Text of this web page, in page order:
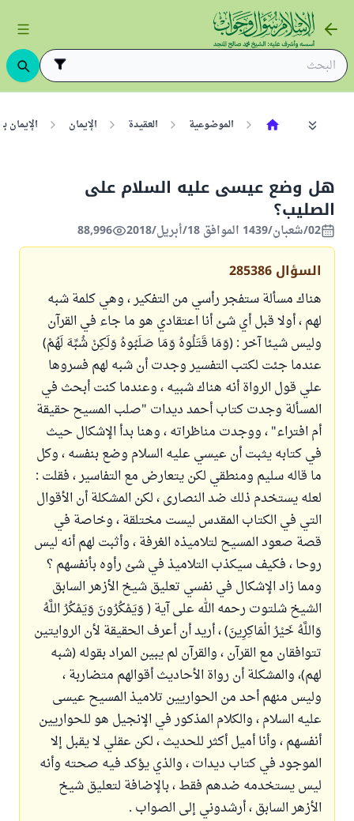
الموضوعية العقيدة الإيمان الإيمان
هل وضع عيسى عليه السلام على
الصليب؟
02/شعبان/1439 الموافق 18/أبريل/2018 88,996
السؤال 285386
هناك مسألة ستفجر رأسي من التفكير ، وهي كلمة شبه
لهم ، أولا قبل أي شئ أنا اعتقادي هو ما جاء في القرآن
وليس شيئا آخر : (وَمَا قَتَلُوهُ وَمَا صَلَبُوهُ وَلَكِنْ شُبِّهَ لَهُمْ)
عندما جئت لكتب التفسير وجدت أن شبه لهم فسروها
علي قول الرواة أنه هناك شبيه ، وعندما كنت أبحث في
المسألة وجدت كتاب أحمد ديدات "صلب المسيح حقيقة
أم افتراء" ، ووجدت مناظراته ، وهنا بدأ الإشكال حيث
في كتابه يثبت أن عيسي عليه السلام وضع بنفسه ، وكل
ما قاله سليم ومنطقي لكن يتعارض مع التفاسير ، فقلت :
لعله يستخدم ذلك ضد النصارى ، لكن المشكلة أن الأقوال
التي في الكتاب المقدس ليست مختلقة ، وخاصة في
قصة صعود المسيح لتلاميذه الغرفة ، وأثبت لهم أنه ليس
روحا ، فكيف سيكذب التلاميذ في شئ رأوه بأنفسهم ؟
ومما زاد الإشكال في نفسي تعليق شيخ الأزهر السابق
الشيخ شلتوت رحمه الله على آية ( وَيَمْكُرُونَ وَيَمْكُرُ اللَّهُ
وَاللَّهُ خَيْرُ الْمَاكِرِينَ) ، أريد أن أعرف الحقيقة لأن الروايتين
تتوافقان مع القرآن ، والقرآن لم يبين المراد بقوله (شبه
لهم)، والمشكلة أن رواة الأحاديث أقوالهم متضاربة ،
وليس منهم أحد من الحواريين تلاميذ المسيح عيسى
عليه السلام ، والكلام المذكور في الإنجيل هو للحواريين
أنفسهم ، وأنا أميل أكثر للحديث ، لكن عقلي لا يقبل إلا
الموجود في كتاب ديدات ، والذي يؤكد فيه صحته وأنه
ليس يستخدمه ضدهم فقط ، بالإضافة لتعليق شيخ
الأزهر السابق ، أرشدوني إلى الصواب .